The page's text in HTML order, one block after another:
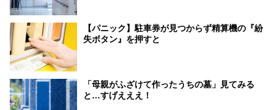
【パニック】駐車券が見つからず精算機の『紛
失ボタン』を押すと
「母親がふざけて作ったうちの墓」見てみる
と…すげえええ！